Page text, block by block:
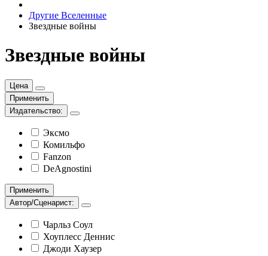
Другие Вселенные
Звездные войны
Звездные войны
Цена
Применить
Издательство:
Эксмо
Комильфо
Fanzon
DeAgnostini
Применить
Автор/Сценарист:
Чарльз Соул
Хоуплесс Деннис
Джоди Хаузер